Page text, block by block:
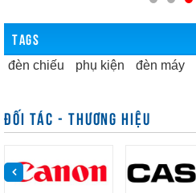
TAGS
đèn chiếu phụ kiện đèn máy
ĐỐI TÁC - THƯƠNG HIỆU